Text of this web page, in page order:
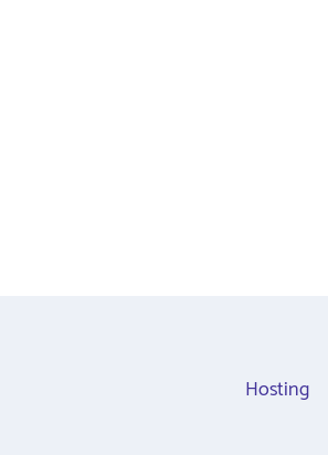
Hosting